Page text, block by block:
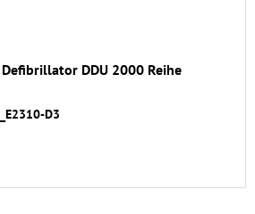
DDU 2000 Reihe
D3